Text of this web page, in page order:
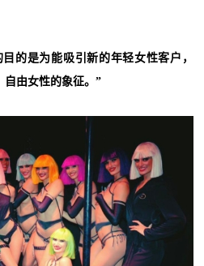
的是为能吸引新的年轻女性客户，
自由女性的象征。”